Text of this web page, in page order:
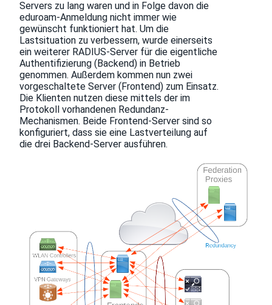
Servers zu lang waren und in Folge davon die
eduroam-Anmeldung nicht immer wie
gewünscht funktioniert hat. Um die
Lastsituation zu verbessern, wurde einerseits
ein weiterer RADIUS-Server für die eigentliche
Authentifizierung (Backend) in Betrieb
genommen. Außerdem kommen nun zwei
vorgeschaltete Server (Frontend) zum Einsatz.
Die Klienten nutzen diese mittels der im
Protokoll vorhandenen Redundanz-
Mechanismen. Beide Frontend-Server sind so
konfiguriert, dass sie eine Lastverteilung auf
die drei Backend-Server ausführen.